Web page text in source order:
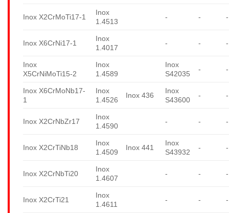
Inox X2CrMoTi17-1
Inox
1.4513
- - -
Inox X6CrNi17-1
Inox
1.4017
- - -
Inox
X5CrNiMoTi15-2
Inox
1.4589
Inox
S42035
- -
Inox X6CrMoNb17-
1
Inox
1.4526
Inox 436
Inox
S43600
- -
Inox X2CrNbZr17
Inox
1.4590
- - -
Inox X2CrTiNb18
Inox
1.4509
Inox 441
Inox
S43932
- -
Inox X2CrNbTi20
Inox
1.4607
- - -
Inox X2CrTi21
Inox
1.4611
- - -